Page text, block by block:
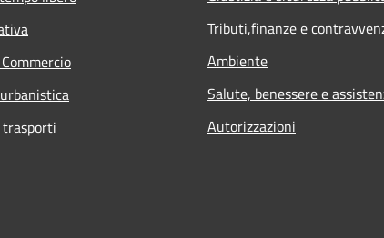
Tributi,finanze e
Ambiente
Salute, benessere e
Autorizzazioni